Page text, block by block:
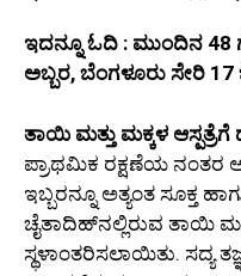
ಇದನ್ನೂ ಓದಿ : ಮುಂದಿನ 48
ಅಬ್ಬರ, ಬೆಂಗಳೂರು ಸೇರಿ
ತಾಯಿ ಮತ್ತು ಮಕ್ಕಳ
ಪ್ರಾಥಮಿಕ ರಕ್ಷಣೆಯ ನಂತರ
ಇಬ್ಬರನ್ನೂ ಅತ್ಯಂತ ಸೂಕ್ತ
ಚೈತಾದಿಹ್‌ನಲ್ಲಿರುವ ತಾಯಿ
ಸ್ಥಳಾಂತರಿಸಲಾಯಿತು. ಸದ್ಯ